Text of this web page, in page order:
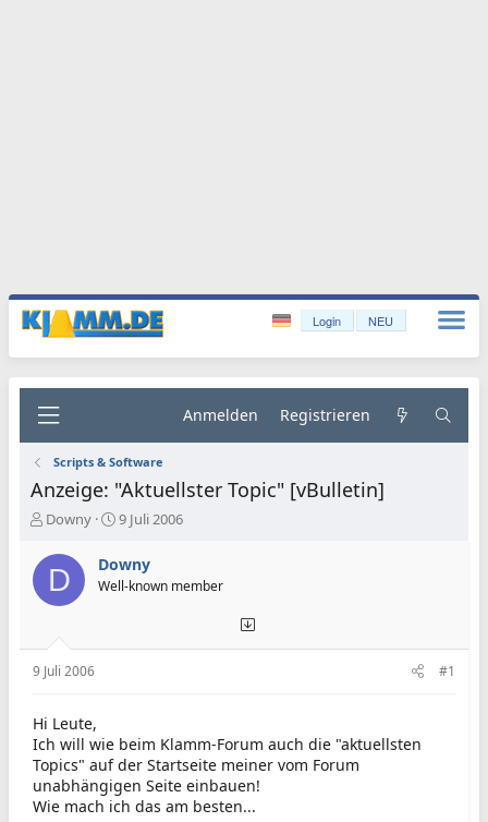
Login NEU
Anmelden Registrieren
Scripts & Software
Anzeige: "Aktuellster Topic" [vBulletin]
E
s
e
e
r
Downy
E
s
t
e
t
9 Juli 2006
D Downy
Well-known member
9 Juli 2006 #1
Hi Leute,
Ich will wie beim Klamm-Forum auch die "aktuellsten
Topics" auf der Startseite meiner vom Forum
unabhängigen Seite einbauen!
Wie mach ich das am besten...